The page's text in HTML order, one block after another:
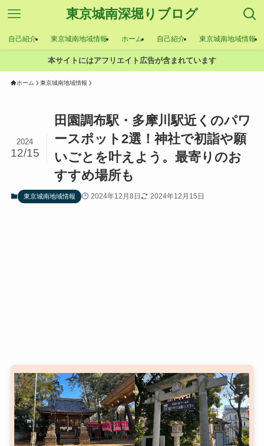
東京城南深堀りブログ
自己紹介 東京城南地域情報 ホーム 自己紹介 東京城南地域情報
本サイトにはアフリエイト広告が含まれています
ホーム 東京城南地域情報
田園調布駅・多摩川駅近くのパワ
ースポット2選！神社で初詣や願
いごとを叶えよう。最寄りのお
すすめ場所も
2024
12/15
東京城南地域情報 2024年12月8日 2024年12月15日